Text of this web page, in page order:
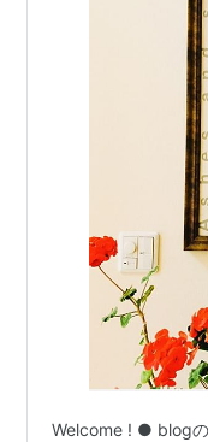
Welcome ! ● blog